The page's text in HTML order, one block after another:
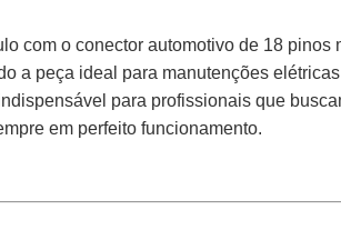
com o conector automotivo de 18
a peça ideal para manutenções elétricas
para profissionais que
em perfeito funcionamento.